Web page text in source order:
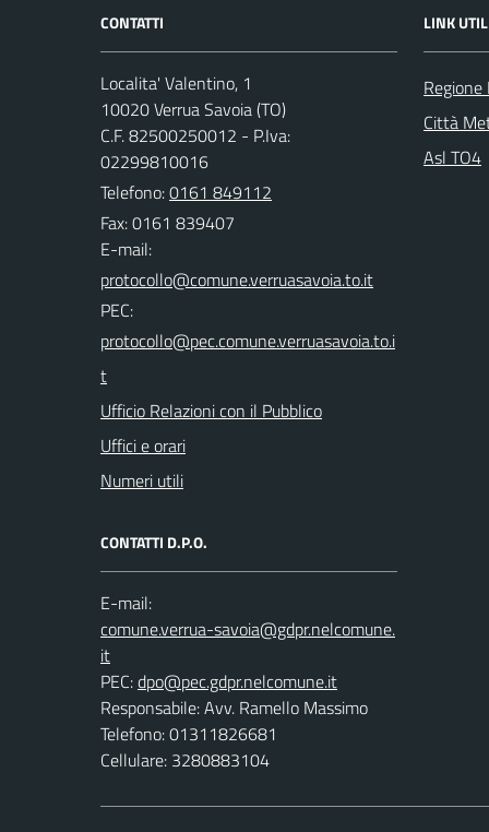
CONTATTI
Localita' Valentino, 1
10020 Verrua Savoia (TO)
C.F. 82500250012 - P.Iva:
02299810016
Telefono:0161 849112
Fax: 0161 839407
E-mail:
PEC:
Ufficio Relazioni con il Pubblico
Uffici e orari
Numeri utili
CONTATTI D.P.O.
E-mail:
PEC:
Responsabile: Avv. Ramello Massimo
Telefono: 01311826681
Cellulare: 3280883104
LINK
Città
Asl TO4